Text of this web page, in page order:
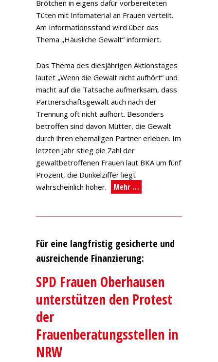
Brötchen in eigens dafür vorbereiteten
Tüten mit Infomaterial an Frauen verteilt.
Am Informationsstand wird über das
Thema „Häusliche Gewalt“ informiert.
Das Thema des diesjährigen Aktionstages
lautet „Wenn die Gewalt nicht aufhört“ und
macht auf die Tatsache aufmerksam, dass
Partnerschaftsgewalt auch nach der
Trennung oft nicht aufhört. Besonders
betroffen sind davon Mütter, die Gewalt
durch ihren ehemaligen Partner erleben. Im
letzten Jahr stieg die Zahl der
gewaltbetroffenen Frauen laut BKA um fünf
Prozent, die Dunkelziffer liegt
wahrscheinlich höher.
Mehr …
Für eine langfristig gesicherte und
ausreichende Finanzierung:
SPD Frauen Oberhausen
unterstützen den Protest
der
Frauenberatungsstellen in
NRW